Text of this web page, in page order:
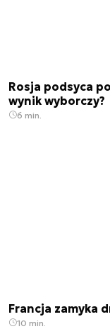
Rosja podsyca
wynik wyborczy?
6 min.
Francja zamyka
10 min.